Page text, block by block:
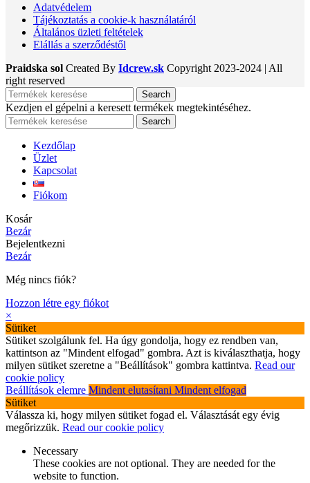
Adatvédelem
Tájékoztatás a cookie-k használatáról
Általános üzleti feltételek
Elállás a szerződéstől
Praidska sol Created By Idcrew.sk Copyright 2023-2024 | All
right reserved
Search
Kezdjen el gépelni a keresett termékek megtekintéséhez.
Search
Kezdőlap
Üzlet
Kapcsolat
Fiókom
Kosár
Bezár
Bejelentkezni
Bezár
Még nincs fiók?
Hozzon létre egy fiókot
×
Sütiket
Sütiket szolgálunk fel. Ha úgy gondolja, hogy ez rendben van,
kattintson az "Mindent elfogad" gombra. Azt is kiválaszthatja, hogy
milyen sütiket szeretne a "Beállítások" gombra kattintva. Read our
cookie policy
Beállítások elemre Mindent elutasítani Mindent elfogad
Sütiket
Válassza ki, hogy milyen sütiket fogad el. Választását egy évig
megőrizzük. Read our cookie policy
Necessary
These cookies are not optional. They are needed for the
website to function.